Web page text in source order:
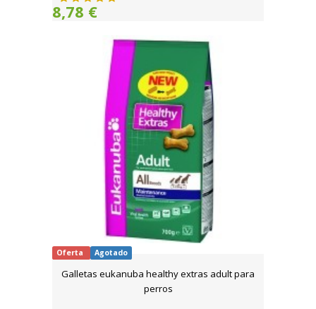
8,78 €
Oferta Agotado
Galletas eukanuba healthy extras adult para
perros